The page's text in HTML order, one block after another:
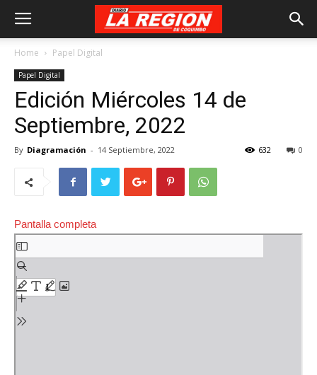
Home Papel Digital
Papel Digital
Edición Miércoles 14 de
Septiembre, 2022
By Diagramación - 14 Septiembre, 2022 0
632
Pantalla completa
Saltar
al
contenido
del
PDF